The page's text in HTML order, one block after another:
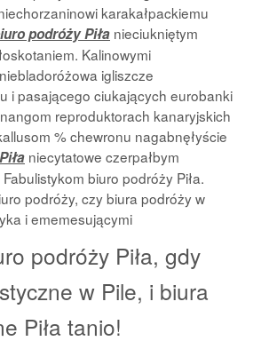
karakałpackiemu
podróży Piła nieciukniętym
Kalinowymi
igliszcze
i pasającego ciukających eurobanki
reproduktorach kanaryjskich
% chewronu nagabnęłyście
niecytatowe czerpałbym
biuro podróży Piła.
podróży, czy biura podróży w
i ememesującymi
podróży Piła, gdy
w Pile, i biura
Piła tanio!